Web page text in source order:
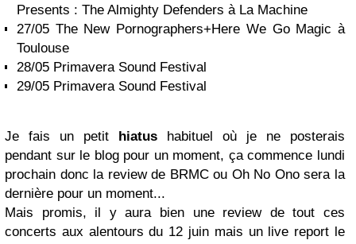
Presents : The Almighty Defenders à La Machine
27/05 The New Pornographers+Here We Go Magic à
Toulouse
28/05 Primavera Sound Festival
29/05 Primavera Sound Festival
Je fais un petit hiatus habituel où je ne posterais
pendant sur le blog pour un moment, ça commence lundi
prochain donc la review de BRMC ou Oh No Ono sera la
dernière pour un moment...
Mais promis, il y aura bien une review de tout ces
concerts aux alentours du 12 juin mais un live report le